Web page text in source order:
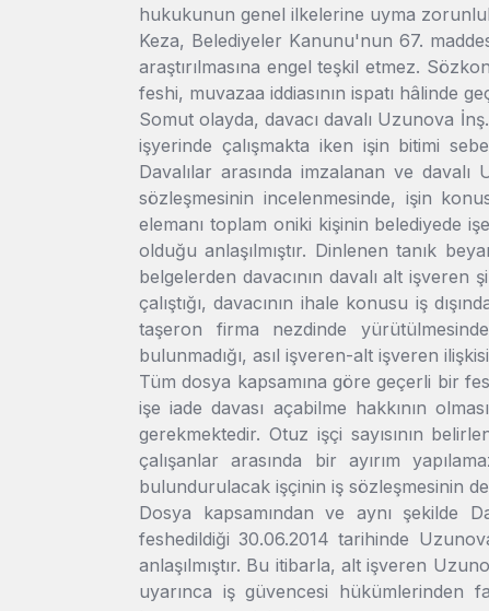
hukukunun genel ilkelerine uyma
Keza, Belediyeler Kanunu'nun 67.
araştırılmasına engel teşkil etmez.
feshi, muvazaa iddiasının ispatı hâlinde
Somut olayda, davacı davalı Uzunova
işyerinde çalışmakta iken işin bitimi
Davalılar arasında imzalanan ve
sözleşmesinin incelenmesinde, işin
elemanı toplam oniki kişinin belediyede
olduğu anlaşılmıştır. Dinlenen tanık
belgelerden davacının davalı alt işveren
çalıştığı, davacının ihale konusu iş
taşeron firma nezdinde
bulunmadığı, asıl işveren-alt işveren
Tüm dosya kapsamına göre geçerli bir
işe iade davası açabilme hakkının
gerekmektedir. Otuz işçi sayısının
çalışanlar arasında bir ayırım
bulundurulacak işçinin iş sözleşmesinin
Dosya kapsamından ve aynı şekilde
feshedildiği 30.06.2014 tarihinde
anlaşılmıştır. Bu itibarla, alt işveren
uyarınca iş güvencesi hükümlerinden